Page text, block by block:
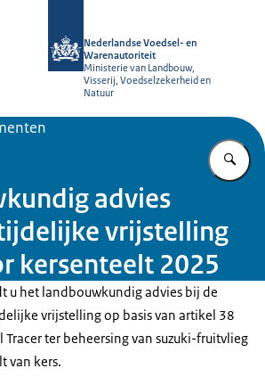
Nederlandse Voedsel- en
Warenautoriteit
Ministerie van Landbouw,
Visserij, Voedselzekerheid en
Natuur
advies
vrijstelling
kersenteelt 2025
u het landbouwkundig advies bij de
vrijstelling op basis van artikel 38
ter beheersing van suzuki-fruitvlieg
van kers.